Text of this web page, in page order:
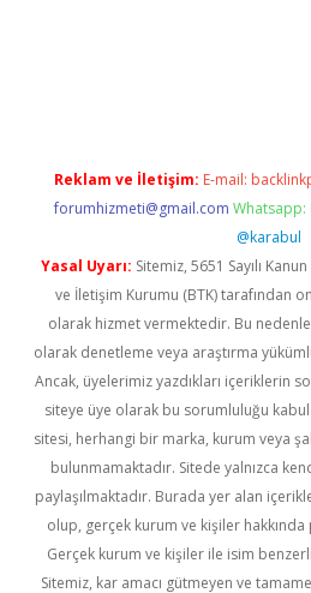
Reklam ve İletişim: E-mail:
forumhizmeti@gmail.com Whatsapp:
@karabul
Yasal Uyarı: Sitemiz, 5651 Sayılı
ve İletişim Kurumu (BTK) tarafından
olarak hizmet vermektedir. Bu
olarak denetleme veya araştırma
Ancak, üyelerimiz yazdıkları içeriklerin
siteye üye olarak bu sorumluluğu
sitesi, herhangi bir marka, kurum veya
bulunmamaktadır. Sitede yalnızca
paylaşılmaktadır. Burada yer alan
olup, gerçek kurum ve kişiler hakkında
Gerçek kurum ve kişiler ile isim
Sitemiz, kar amacı gütmeyen ve